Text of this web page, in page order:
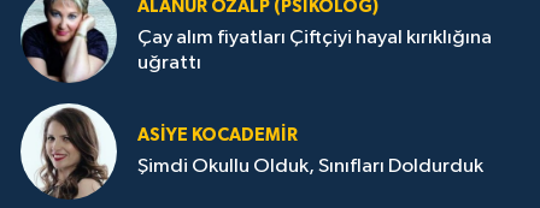
ALANUR ÖZALP (PSIKOLOG)
Çay alım fiyatları Çiftçiyi hayal kırıklığına
uğrattı
ASIYE KOCADEMİR
Şimdi Okullu Olduk, Sınıfları Doldurduk